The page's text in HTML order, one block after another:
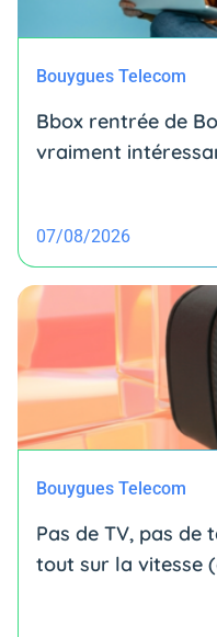
Bouygues Telecom
Bbox rentrée de
vraiment
07/08/2026
Bouygues Telecom
Pas de TV, pas de
tout sur la vitesse